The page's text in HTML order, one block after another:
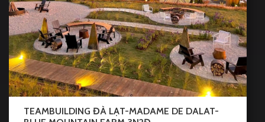
TEAMBUILDING ĐÀ LẠT-MADAME DE DALAT-